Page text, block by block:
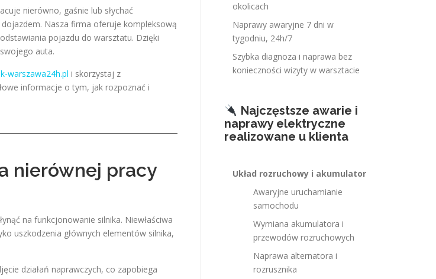
nierówno, gaśnie lub słychać
Nasza firma oferuje kompleksową
pojazdu do warsztatu. Dzięki
auta.
warszawa24h.pl i skorzystaj z
informacje o tym, jak rozpoznać i
nierównej pracy
na funkcjonowanie silnika. Niewłaściwa
uszkodzenia głównych elementów silnika,
działań naprawczych, co zapobiega
okolicach
Naprawy awaryjne 7 dni w
tygodniu, 24h/7
Szybka diagnoza i naprawa bez
konieczności wizyty w warsztacie
Najczęstsze awarie i
naprawy elektryczne
realizowane u klienta
Układ rozruchowy i akumulator
Awaryjne uruchamianie
samochodu
Wymiana akumulatora i
przewodów rozruchowych
Naprawa alternatora i
rozrusznika